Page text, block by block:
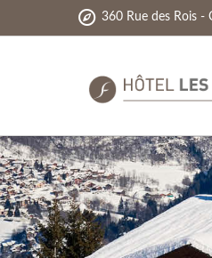
360 Rue des Rois -